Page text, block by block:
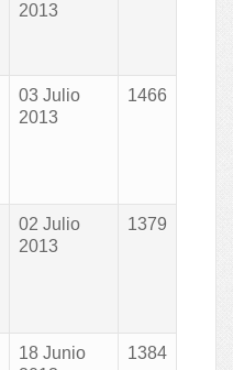
2013
03 Julio
2013
1466
02 Julio
2013
1379
18 Junio
1384